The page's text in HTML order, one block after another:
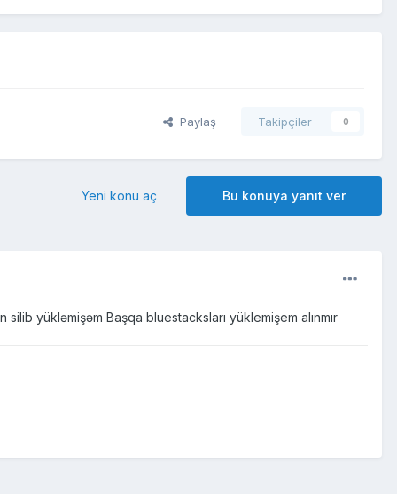
Paylaş Takipçiler 0
Bu konuya yanıt ver
Yeni konu aç
yükləmişəm Başqa bluestacksları yüklemişem alınmır